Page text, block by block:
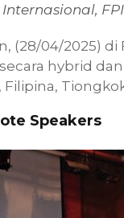
(28/04/2025)
hybrid
Speakers